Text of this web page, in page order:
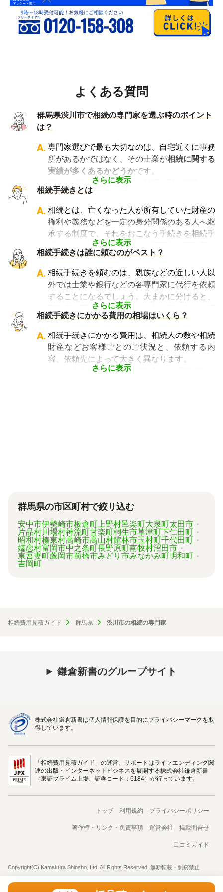
よくある質問
群馬県渋川市で相続の専門家を選ぶ時のポイント
は？
さらに表示
A. 専門家選びで最も大切なのは、自宅近くに事務
所があるかではなく、その士業が相続に関する
実績が多くあるかどうかです。
例えば行政書士といっても対応分野は幅広く、
法人設立や許認可申請など法人業務を中心に行
っている行政書士に相続手続きの相談をして
も、期待した結果は得られないでしょう。
また税理士であれば、相続は税理士試験の必修
科目でないことから資格試験を取る時に選択し
ていない人にとっては専門外となります。
よって、相続手続きを専門に行っている士業
や、相続手続きの実績が多数ある士業を選ぶこ
とが、スムーズで間違いのない相続手続きのた
めに非常に重要になります。
相続費用見積ガイドでは、相続手続きに強い経
が可能です。専門家選びでお困りの方は、まず
は 一括見積依頼からお問合せください。
相続手続きとは
さらに表示
A. 相続とは、亡くなった人が所有していた財産の
権利や義務などを一定の身分関係のある人へ継
承する制度で、それをおこなう手続きを相続手
続きといいます。具体的には預貯金や不動産、
借金なども含めた亡くなった人の財産を配偶者
や子どもなどの相続人に引き継ぐ手続きのこと
です。相続手続きが大変と言われるのは、その
複雑さや手続きの多さにあります。加えて役所
や銀行などに出向くことも多いことから時間も
手間もかかります。専門家に任せればそういっ
た煩わしさを大幅に減らすことができます。
相続手続きは誰に頼むのがベスト？
さらに表示
A. 相続手続きを頼むのは、親族などの近しい人以
外では士業や銀行などの各専門家に代行を依頼
することになるでしょう。大まかに分けると、
不動産に関する相続手続き全般は司法書士、戸
籍謄本の収集、預貯金口座・車などの名義変更
手続きを任せたい場合は行政書士、相続税申告
や節税対策の検討は税理士、相続人の間で争い
やトラブルになっている場合は弁護士というよ
うに状況別に頼むのがベストです。
相続手続きにかかる費用の相場はいくら？
さらに表示
A. 相続手続きにかかる費用は、相続人の数や相続
財産などお客様ごとのご状況と、依頼する内
容、依頼先によって大きく異なります。
例えば参考価格として、行政書士に戸籍収集を
ずは見積を取り寄せてみましょう。
群馬県の市区町村で絞り込む
安中市伊勢崎市板倉町上野村邑楽町大泉町太田市
片品村川場村神流町甘楽町桐生市草津町下仁田町
昭和村榛東村高崎市高山村館林市玉村町千代田町
嬬恋村富岡市中之条町長野原町南牧村沼田市
東吾妻町藤岡市前橋市みどり市みなかみ町明和町
吉岡町
相続費用見積ガイド 群馬県 渋川市の相続の専門家
鎌倉新書のグループサイト
株式会社鎌倉新書は個人情報保護を目的にプライバシーマークを取
得しています。
「相続費用見積ガイド」の運営、サポートはライフエンディング関
連の出版・インターネットビジネスを展開する株式会社鎌倉新書
（東証プライム上場、証券コード：6184）が行っています。
トップ 利用規約 プライバシーポリシー
著作権・リンク・免責事項 運営会社 掲載問合せ
口コミガイド
Copyright(C) Kamakura Shinsho, Ltd. All Rights Reserved. 無断転載・剽窃禁止